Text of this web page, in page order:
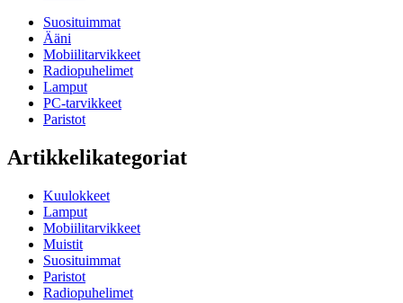
Suosituimmat
Ääni
Mobiilitarvikkeet
Radiopuhelimet
Lamput
PC-tarvikkeet
Paristot
Artikkelikategoriat
Kuulokkeet
Lamput
Mobiilitarvikkeet
Muistit
Suosituimmat
Paristot
Radiopuhelimet